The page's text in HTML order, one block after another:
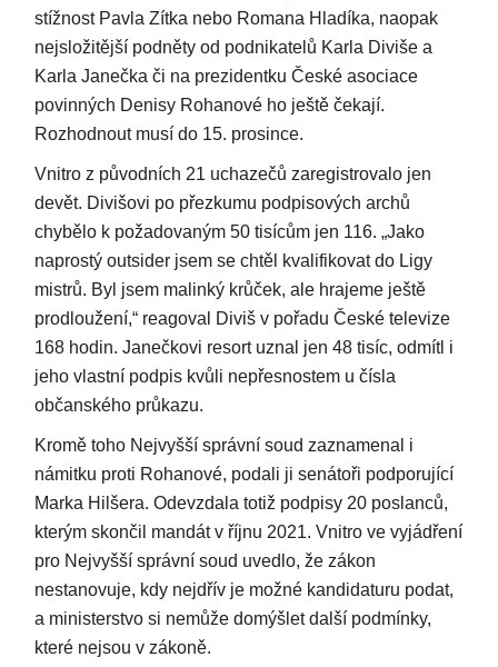
stížnost Pavla Zítka nebo Romana Hladíka, naopak
nejsložitější podněty od podnikatelů Karla Diviše a
Karla Janečka či na prezidentku České asociace
povinných Denisy Rohanové ho ještě čekají.
Rozhodnout musí do 15. prosince.
Vnitro z původních 21 uchazečů zaregistrovalo jen
devět. Divišovi po přezkumu podpisových archů
chybělo k požadovaným 50 tisícům jen 116. „Jako
naprostý outsider jsem se chtěl kvalifikovat do Ligy
mistrů. Byl jsem malinký krůček, ale hrajeme ještě
prodloužení,“ reagoval Diviš v pořadu České televize
168 hodin. Janečkovi resort uznal jen 48 tisíc, odmítl i
jeho vlastní podpis kvůli nepřesnostem u čísla
občanského průkazu.
Kromě toho Nejvyšší správní soud zaznamenal i
námitku proti Rohanové, podali ji senátoři podporující
Marka Hilšera. Odevzdala totiž podpisy 20 poslanců,
kterým skončil mandát v říjnu 2021. Vnitro ve vyjádření
pro Nejvyšší správní soud uvedlo, že zákon
nestanovuje, kdy nejdřív je možné kandidaturu podat,
a ministerstvo si nemůže domýšlet další podmínky,
které nejsou v zákoně.